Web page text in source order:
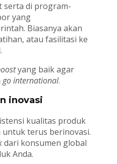
serta di program-
yang
Biasanya akan
atau fasilitasi ke
yang baik agar
go international.
inovasi
kualitas produk
untuk terus berinovasi.
dari konsumen global
Anda.